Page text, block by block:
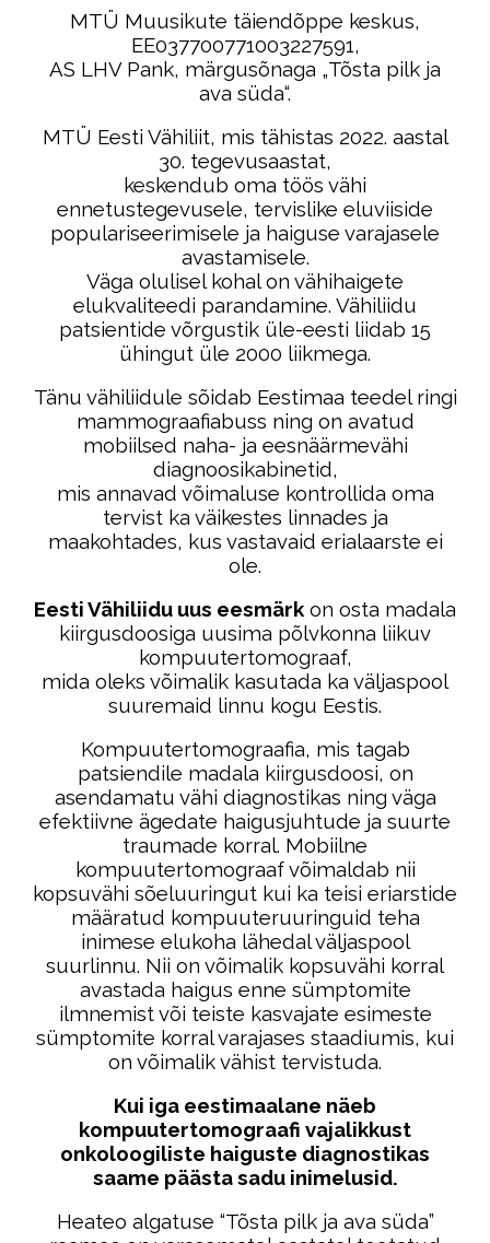
MTÜ Muusikute täiendõppe keskus,
EE037700771003227591,
AS LHV Pank, märgusõnaga „Tõsta pilk ja
ava süda“.
MTÜ Eesti Vähiliit, mis tähistas 2022. aastal
30. tegevusaastat,
keskendub oma töös vähi
ennetustegevusele, tervislike eluviiside
populariseerimisele ja haiguse varajasele
avastamisele.
Väga olulisel kohal on vähihaigete
elukvaliteedi parandamine. Vähiliidu
patsientide võrgustik üle-eesti liidab 15
ühingut üle 2000 liikmega.
Tänu vähiliidule sõidab Eestimaa teedel ringi
mammograafiabuss ning on avatud
mobiilsed naha- ja eesnäärmevähi
diagnoosikabinetid,
mis annavad võimaluse kontrollida oma
tervist ka väikestes linnades ja
maakohtades, kus vastavaid erialaarste ei
ole.
Eesti Vähiliidu uus eesmärk on osta madala
kiirgusdoosiga uusima põlvkonna liikuv
kompuutertomograaf,
mida oleks võimalik kasutada ka väljaspool
suuremaid linnu kogu Eestis.
Kompuutertomograafia, mis tagab
patsiendile madala kiirgusdoosi, on
asendamatu vähi diagnostikas ning väga
efektiivne ägedate haigusjuhtude ja suurte
traumade korral. Mobiilne
kompuutertomograaf võimaldab nii
kopsuvähi sõeluuringut kui ka teisi eriarstide
määratud kompuuteruuringuid teha
inimese elukoha lähedal väljaspool
suurlinnu. Nii on võimalik kopsuvähi korral
avastada haigus enne sümptomite
ilmnemist või teiste kasvajate esimeste
sümptomite korral varajases staadiumis, kui
on võimalik vähist tervistuda.
Kui iga eestimaalane näeb
kompuutertomograafi vajalikkust
onkoloogiliste haiguste diagnostikas
saame päästa sadu inimelusid.
Heateo algatuse “Tõsta pilk ja ava süda”